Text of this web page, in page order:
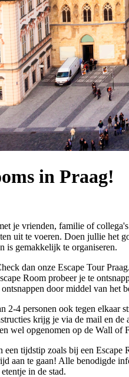
in Praag!
je vrienden, familie of
uit te voeren. Doen jullie
is gemakkelijk te organiseren.
dan onze Escape Tour
Room probeer je te
door middel van
2-4 personen ook tegen
krijg je via de mail en
wel opgenomen op de Wall of
tijdstip zoals bij een
aan te gaan! Alle benodigde
in de stad.